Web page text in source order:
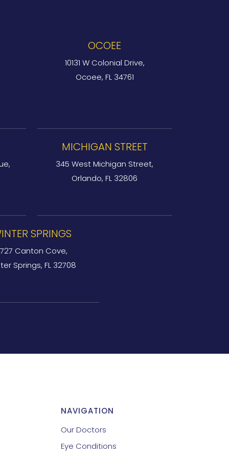
OCOEE
10131 W Colonial Drive,
Ocoee, FL 34761
MICHIGAN STREET
345 West Michigan Street,
Orlando, FL 32806
SPRINGS
Canton Cove,
Springs, FL 32708
NAVIGATION
Our Doctors
Eye Conditions